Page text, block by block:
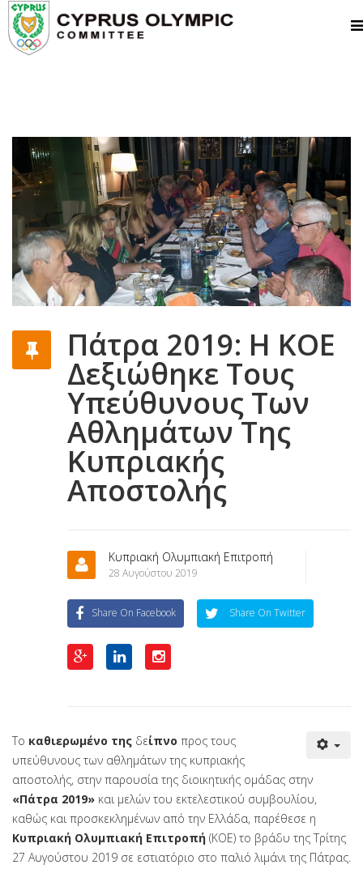
Πάτρα 2019: Η ΚΟΕ
Δεξιώθηκε Τους
Υπεύθυνους Των
Αθλημάτων Της
Κυπριακής
Αποστολής
Κυπριακή Ολυμπιακή Επιτροπή
28 Αυγούστου 2019
Share On Facebook Share On Twitter
Το καθιερωμένο της δείπνο προς τους
υπεύθυνους των αθλημάτων της κυπριακής
αποστολής, στην παρουσία της διοικητικής ομάδας στην
«Πάτρα 2019» και μελών του εκτελεστικού συμβουλίου,
καθώς και προσκεκλημένων από την Ελλάδα, παρέθεσε η
Κυπριακή Ολυμπιακή Επιτροπή (ΚΟΕ) το βράδυ της Τρίτης
27 Αυγούστου 2019 σε εστιατόριο στο παλιό λιμάνι της Πάτρας.